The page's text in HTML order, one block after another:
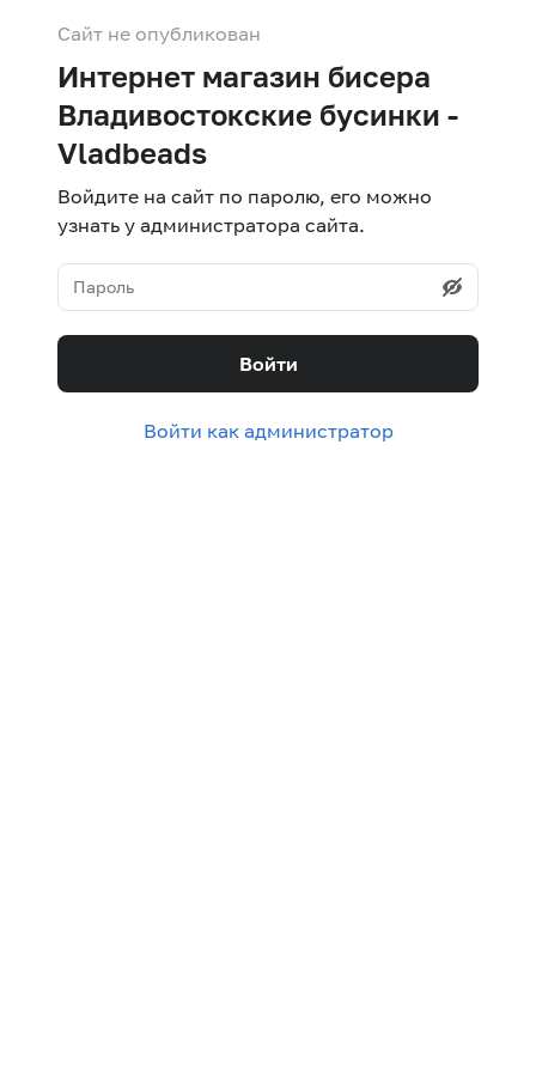
Сайт не опубликован
Интернет магазин бисера
Владивостокские бусинки -
Vladbeads
Войдите на сайт по паролю, его можно
узнать у администратора сайта.
Войти
Войти как администратор